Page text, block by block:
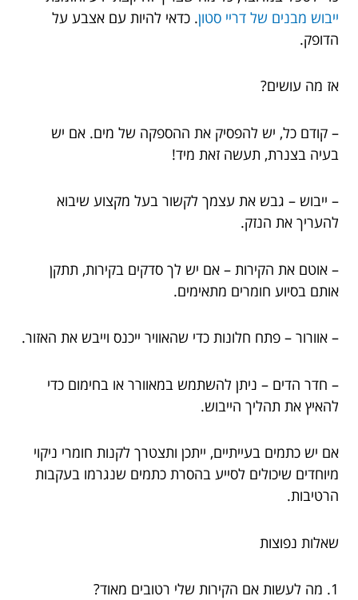
ייבוש מבנים של דריי סטון. כדאי להיות עם אצבע על
הדופק.
אז מה עושים?
– קודם כל, יש להפסיק את ההספקה של מים. אם יש
בעיה בצנרת, תעשה זאת מיד!
– ייבוש – גבש את עצמך לקשור בעל מקצוע שיבוא
להעריך את הנזק.
– אוטם את הקירות – אם יש לך סדקים בקירות, תתקן
אותם בסיוע חומרים מתאימים.
– אוורור – פתח חלונות כדי שהאוויר ייכנס וייבש את האזור.
– חדר הדים – ניתן להשתמש במאוורר או בחימום כדי
להאיץ את תהליך הייבוש.
אם יש כתמים בעייתיים, ייתכן ותצטרך לקנות חומרי ניקוי
מיוחדים שיכולים לסייע בהסרת כתמים שנגרמו בעקבות
הרטיבות.
שאלות נפוצות
1. מה לעשות אם הקירות שלי רטובים מאוד?